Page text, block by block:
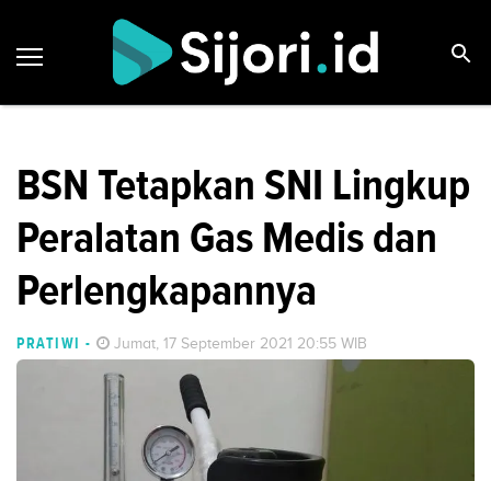
BSN Tetapkan SNI Lingkup
Peralatan Gas Medis dan
Perlengkapannya
PRATIWI - Jumat, 17 September 2021 20:55 WIB